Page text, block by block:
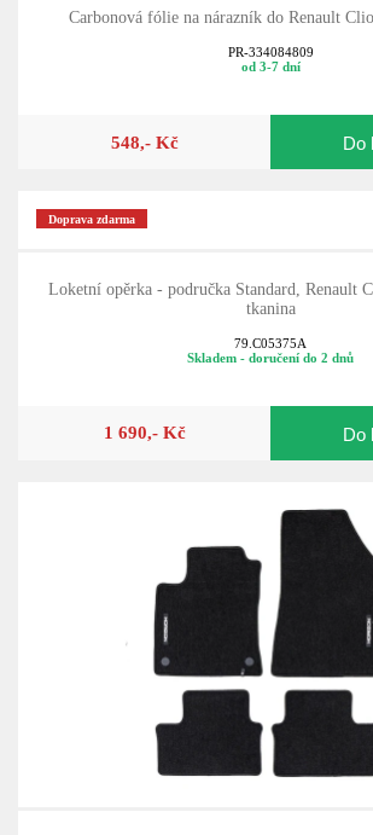
Carbonová fólie na nárazník do Renault
PR-334084809
od 3-7 dní
548,- Kč Do
Doprava zdarma
Loketní opěrka - područka Standard, Renault
tkanina
79.C05375A
Skladem - doručení do 2 dnů
1 690,- Kč Do